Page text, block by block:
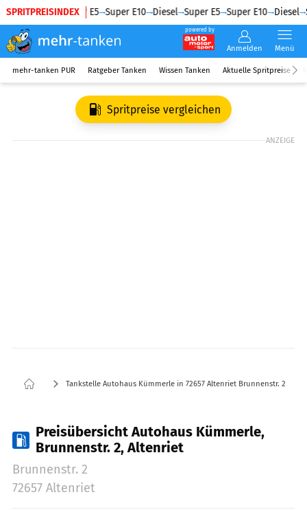
SPRITPREISINDEX
Diesel Super E5 Super E10 Diesel Super E5 Super E10 Diesel
powered by
Anmelden Menü
mehr-tanken PUR Ratgeber Tanken Wissen Tanken Aktuelle Spritpreise
Spritpreise vergleichen
ANZEIGE
Tankstelle Autohaus Kümmerle in 72657 Altenriet Brunnenstr. 2
Preisübersicht Autohaus Kümmerle,
Brunnenstr. 2, Altenriet
Brunnenstr. 2
72657 Altenriet